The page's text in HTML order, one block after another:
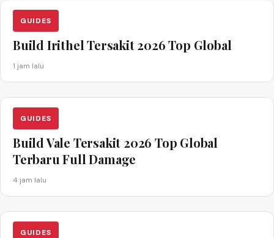
GUIDES
Build Irithel Tersakit 2026 Top Global
1 jam lalu
GUIDES
Build Vale Tersakit 2026 Top Global
Terbaru Full Damage
4 jam lalu
GUIDES